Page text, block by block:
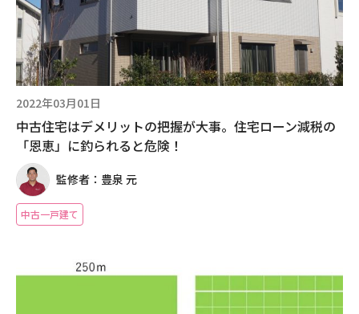
2022年03月01日
中古住宅はデメリットの把握が大事。住宅ローン減税の
「恩恵」に釣られると危険！
監修者：豊泉 元
中古一戸建て